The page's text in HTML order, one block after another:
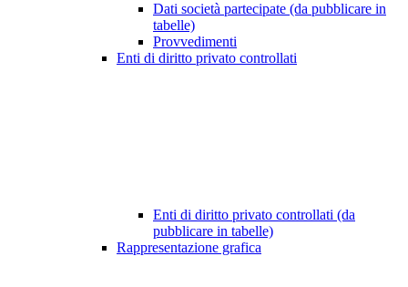
Dati società partecipate (da pubblicare in
tabelle)
Provvedimenti
Enti di diritto privato controllati
Enti di diritto privato controllati (da
pubblicare in tabelle)
Rappresentazione grafica